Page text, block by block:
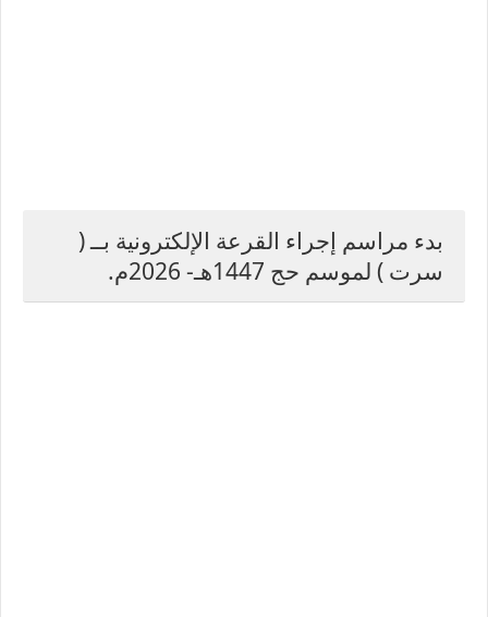
بدء مراسم إجراء القرعة الإلكترونية بــ (
سرت ) لموسم حج 1447هـ- 2026م.